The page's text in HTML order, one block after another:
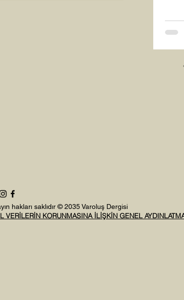
hakları saklıdır © 2035 Varoluş Dergisi
VERİLERİN KORUNMASINA İLİŞKİN GENEL